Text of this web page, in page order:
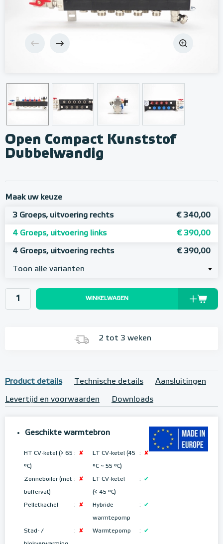
Open Compact Kunststof
Dubbelwandig
Maak uw keuze
3 Groeps, uitvoering rechts € 340,00
4 Groeps, uitvoering links € 390,00
4 Groeps, uitvoering rechts € 390,00
Toon alle varianten
WINKELWAGEN
2 tot 3 weken
Product details Technische details Aansluitingen
Levertijd en voorwaarden Downloads
Geschikte warmtebron
HT CV-ketel (> 65
°C)
: ✘ LT CV-ketel (45
°C ~ 55 °C)
: ✘
Zonneboiler (met
buffervat)
: ✘ LT CV-ketel
(< 45 °C)
: ✔
Pelletkachel : ✘ Hybride
warmtepomp
: ✔
Stad- / : ✘ Warmtepomp : ✔